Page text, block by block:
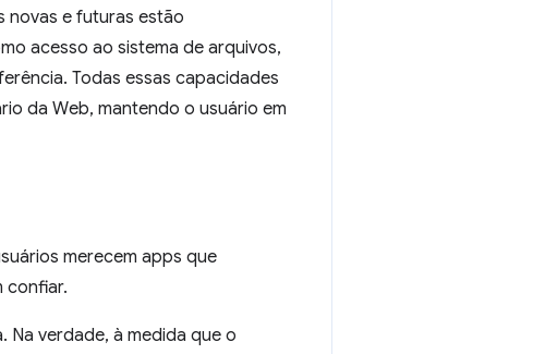
novas e futuras estão
acesso ao sistema de arquivos,
Todas essas capacidades
da Web, mantendo o usuário em
merecem apps que
confiar.
Na verdade, à medida que o